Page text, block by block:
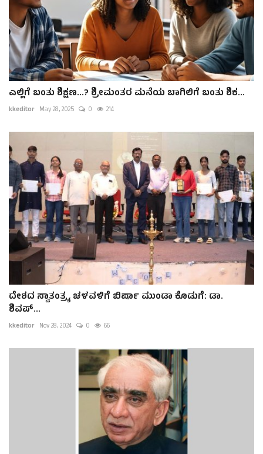
ಎಲ್ಲಿಗೆ ಬಂತು ಶಿಕ್ಷಣ...? ಶ್ರೀಮಂತರ ಮನೆಯ ಬಾಗಿಲಿಗೆ ಬಂತು ಶಿಕ...
kkeditor May 28, 2025 0 214
ದೇಶದ ಸ್ವಾತಂತ್ರ್ಯ ಚಳವಳಿಗೆ ಬಿರ್ಷಾ ಮುಂಡಾ ಕೊಡುಗೆ: ಡಾ.
ಶಿವಪ್...
kkeditor Nov 28, 2024 0 66